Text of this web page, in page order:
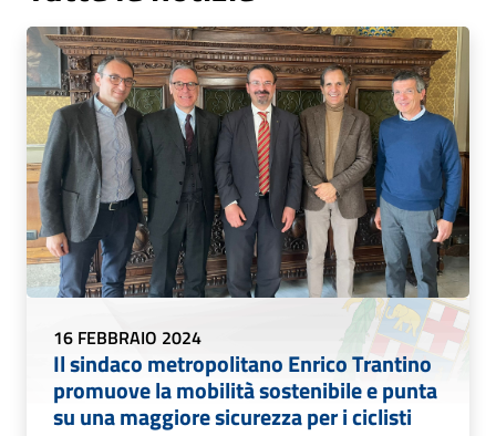
16 FEBBRAIO 2024
Il sindaco metropolitano Enrico Trantino
promuove la mobilità sostenibile e punta
su una maggiore sicurezza per i ciclisti